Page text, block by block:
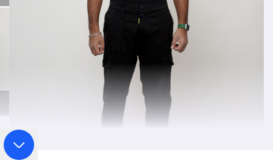
Особенность ткани
Вышивка, Карманы, Шнуровка, Шлевки для ремня
Джоггеры, Карго, Бананы, Зауженная, Свободная
Молодежный, Повседневный, Спортивный
Цвета
хаки, черный, темно-серый, бежевый, темно-серый